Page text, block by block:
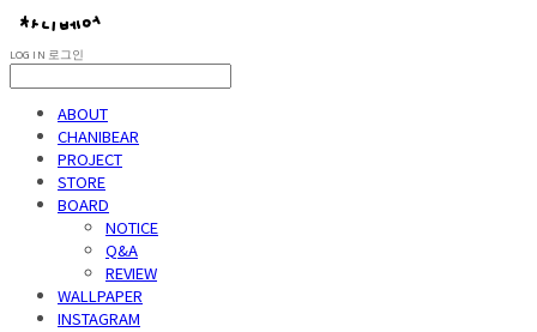
LOG IN 로그인
ABOUT
CHANIBEAR
PROJECT
STORE
BOARD
NOTICE
Q&A
REVIEW
WALLPAPER
INSTAGRAM